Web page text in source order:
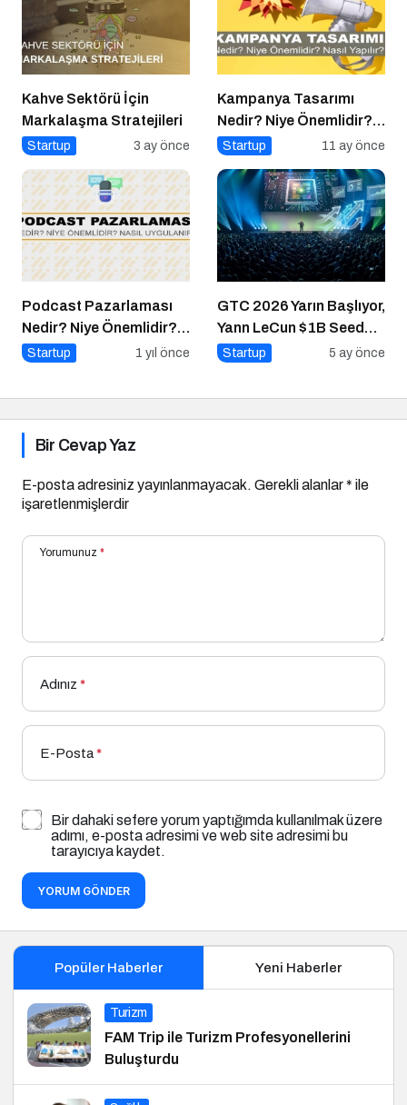
Kahve Sektörü İçin
Markalaşma Stratejileri
Startup 3 ay önce
Kampanya Tasarımı
Nedir? Niye Önemlidir?
Kampanya Tasarımı
Startup 11 ay önce
Podcast Pazarlaması
Nedir? Niye Önemlidir?
Podcast Pazarlaması
Startup 1 yıl önce
GTC 2026 Yarın Başlıyor,
Yann LeCun $1B Seed
Aldı: AI Fonlama
Startup 5 ay önce
Bir Cevap Yaz
E-posta adresiniz yayınlanmayacak. Gerekli alanlar* ile
işaretlenmişlerdir
Yorumunuz *
Adınız *
E-Posta*
Bir dahaki sefere yorum yaptığımda kullanılmak üzere
adımı, e-posta adresimi ve web site adresimi bu
tarayıcıya kaydet.
YORUM GÖNDER
Popüler Haberler Yeni Haberler
Turizm
FAM Trip ile Turizm Profesyonellerini
Buluşturdu